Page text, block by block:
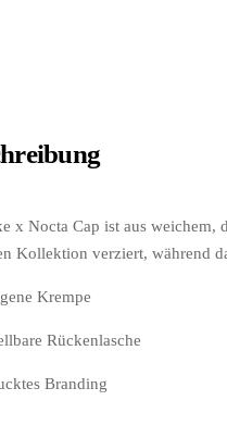
x Nocta Cap ist aus weichem,
Kollektion verziert, während
Krempe
Rückenlasche
Branding